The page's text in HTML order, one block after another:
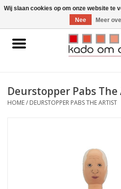
Home
Gadgets
Deurstopper Pabs
HOME/ DEURSTOPPER PABS THE ARTIST
Wij slaan cookies op om onze website te
Nee
Meer